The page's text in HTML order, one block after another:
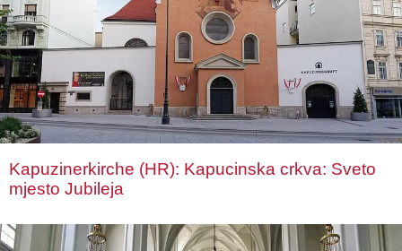
Kapuzinerkirche (HR): Kapucinska crkva: Sveto
mjesto Jubileja